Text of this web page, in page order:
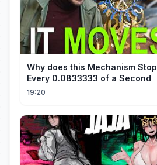
Why does this Mechanism Stop
Every 0.0833333 of a Second
19:20